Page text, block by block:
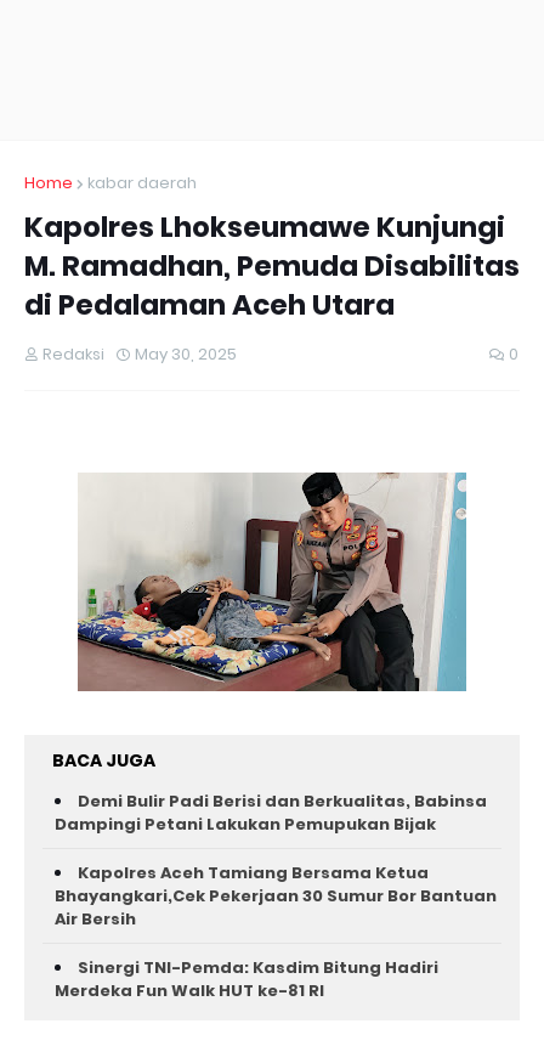
Home kabar daerah
Kapolres Lhokseumawe Kunjungi
M. Ramadhan, Pemuda Disabilitas
di Pedalaman Aceh Utara
Redaksi May 30, 2025 0
BACA JUGA
Demi Bulir Padi Berisi dan Berkualitas, Babinsa
Dampingi Petani Lakukan Pemupukan Bijak
Kapolres Aceh Tamiang Bersama Ketua
Bhayangkari,Cek Pekerjaan 30 Sumur Bor Bantuan
Air Bersih
Sinergi TNI-Pemda: Kasdim Bitung Hadiri
Merdeka Fun Walk HUT ke-81 RI